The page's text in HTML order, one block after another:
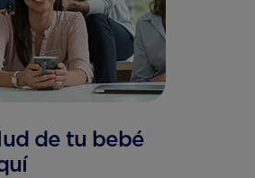
de tu bebé